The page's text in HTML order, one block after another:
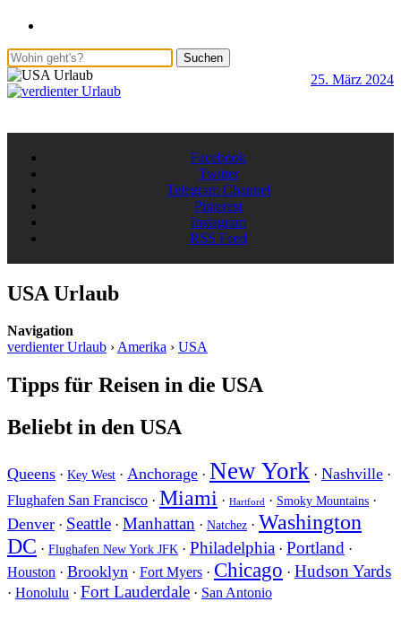
Suchen
25. März 2024
Facebook
Twitter
Telegram Channel
Pinterest
Instagram
RSS Feed
USA Urlaub
Navigation
verdienter Urlaub ›Amerika › USA
Tipps für Reisen in die USA
Beliebt in den USA
Queens · Key West · Anchorage · New York · Nashville ·
Flughafen San Francisco · Miami · Hartford · Smoky Mountains ·
Denver · Seattle · Manhattan · Natchez · Washington
DC · Flughafen New York JFK · Philadelphia · Portland ·
Houston · Brooklyn · Fort Myers · Chicago · Hudson Yards
· Honolulu · Fort Lauderdale · San Antonio